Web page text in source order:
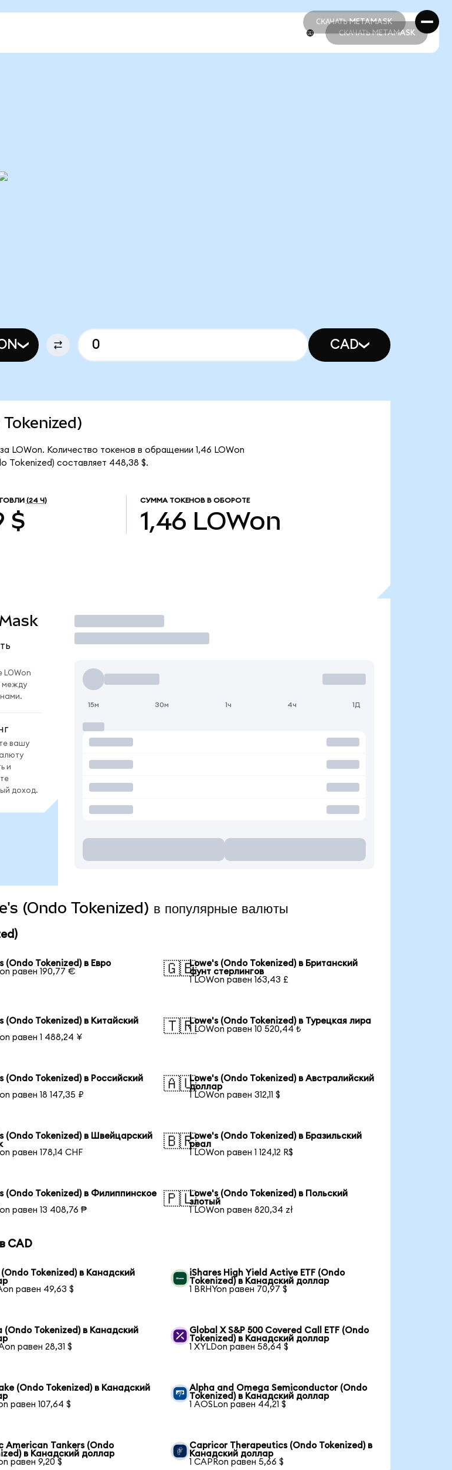
СКАЧАТЬ METAMASK
СКАЧАТЬ METAMASK
СКАЧАТЬ METAMASK
CAD
Tokenized)
LOWon. Количество токенов в обращении 1,46 LOWon
Tokenized) составляет 448,38 $.
(24 Ч)
$
СУММА ТОКЕНОВ В ОБОРОТЕ
1,46 LOWon
LOWon
между
вашу
и
доход.
Торговать
15м 30м 1ч 4ч 1Д
(Ondo Tokenized) в популярные валюты
(Ondo Tokenized) в Евро
равен 190,77 €
🇬🇧Lowe's (Ondo Tokenized) в Британский
фунт стерлингов
1 LOWon равен 163,43 £
(Ondo Tokenized) в Китайский
равен 1 488,24 ¥
🇹🇷Lowe's (Ondo Tokenized) в Турецкая лира
1 LOWon равен 10 520,44 ₺
(Ondo Tokenized) в Российский
равен 18 147,35 ₽
🇦🇺Lowe's (Ondo Tokenized) в Австралийский
доллар
1 LOWon равен 312,11 $
(Ondo Tokenized) в Швейцарский
равен 178,14 CHF
🇧🇷Lowe's (Ondo Tokenized) в Бразильский
реал
1 LOWon равен 1 124,12 R$
(Ondo Tokenized) в Филиппинское
равен 13 408,76 ₱
🇵🇱Lowe's (Ondo Tokenized) в Польский
злотый
1 LOWon равен 820,34 zł
CAD
(Ondo Tokenized) в Канадский
равен 49,63 $
iShares High Yield Active ETF (Ondo
Tokenized) в Канадский доллар
1 BRHYon равен 70,97 $
(Ondo Tokenized) в Канадский
равен 28,31 $
Global X S&P 500 Covered Call ETF (Ondo
Tokenized) в Канадский доллар
1 XYLDon равен 58,64 $
(Ondo Tokenized) в Канадский
равен 107,64 $
Alpha and Omega Semiconductor (Ondo
Tokenized) в Канадский доллар
1 AOSLon равен 44,21 $
American Tankers (Ondo
в Канадский доллар
равен 9,20 $
Capricor Therapeutics (Ondo Tokenized) в
Канадский доллар
1 CAPRon равен 5,66 $